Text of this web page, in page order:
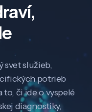
svet služieb,
potrieb
to, či ide o vyspelé
diagnostiky,